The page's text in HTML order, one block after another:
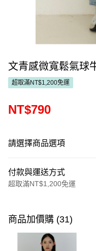
文青感微寬鬆氣球
超取滿NT$1,200免運
NT$790
請選擇商品選項
付款與運送方式
超取滿NT$1,200免運
信用卡一次付款
超商取貨付款
商品加價購 (31)